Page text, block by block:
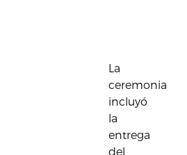
La
ceremonia
incluyó
la
entrega
del